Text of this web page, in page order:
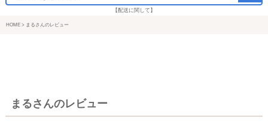
【配送に関して】
HOME まるさんのレビュー
まるさんのレビュー